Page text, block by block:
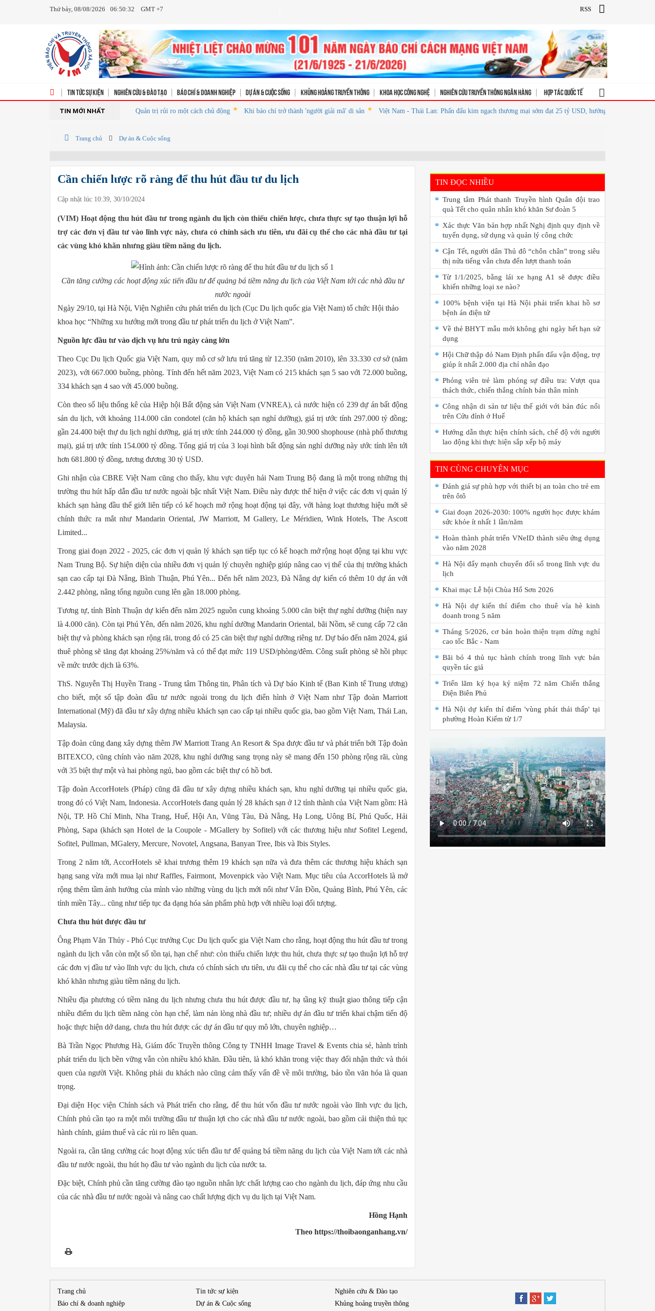
Thứ bảy, 08/08/2026 06:50:33 GMT +7 RSS
Tin tức sự kiện Nghiên cứu & Đào tạo Báo chí & doanh nghiệp Dự án & Cuộc sống Khủng hoảng truyền thông Khoa học Công nghệ Nghiên cứu truyền thông ngân hàng Hợp tác quốc tế
TIN MỚI NHẤT Quản trị rủi ro một cách chủ động Khi báo chí trở thành 'người giải mã' di sản Việt Nam - Thái Lan: Phấn đấu kim ngạch thương mại sớm đạt 25 tỷ USD, hướng tới 50 tỷ USD
Trang chủ Dự án & Cuộc sống
Cần chiến lược rõ ràng để thu hút đầu tư du lịch
Cập nhật lúc 10:39, 30/10/2024
(VIM) Hoạt động thu hút đầu tư trong ngành du lịch còn thiếu chiến lược, chưa thực sự tạo thuận lợi hỗ
trợ các đơn vị đầu tư vào lĩnh vực này, chưa có chính sách ưu tiên, ưu đãi cụ thể cho các nhà đầu tư tại
các vùng khó khăn nhưng giàu tiềm năng du lịch.
Cần tăng cường các hoạt động xúc tiến đầu tư để quảng bá tiềm năng du lịch của Việt Nam tới các nhà đầu tư
nước ngoài
Ngày 29/10, tại Hà Nội, Viện Nghiên cứu phát triển du lịch (Cục Du lịch quốc gia Việt Nam) tổ chức Hội thảo
khoa học “Những xu hướng mới trong đầu tư phát triển du lịch ở Việt Nam”.
Nguồn lực đầu tư vào dịch vụ lưu trú ngày càng lớn
Theo Cục Du lịch Quốc gia Việt Nam, quy mô cơ sở lưu trú tăng từ 12.350 (năm 2010), lên 33.330 cơ sở (năm
2023), với 667.000 buồng, phòng. Tính đến hết năm 2023, Việt Nam có 215 khách sạn 5 sao với 72.000 buồng,
334 khách sạn 4 sao với 45.000 buồng.
Còn theo số liệu thống kê của Hiệp hội Bất động sản Việt Nam (VNREA), cả nước hiện có 239 dự án bất động
sản du lịch, với khoảng 114.000 căn condotel (căn hộ khách sạn nghỉ dưỡng), giá trị ước tính 297.000 tỷ đồng;
gần 24.400 biệt thự du lịch nghỉ dưỡng, giá trị ước tính 244.000 tỷ đồng, gần 30.900 shophouse (nhà phố thương
mại), giá trị ước tính 154.000 tỷ đồng. Tổng giá trị của 3 loại hình bất động sản nghỉ dưỡng này ước tính lên tới
hơn 681.800 tỷ đồng, tương đương 30 tỷ USD.
Ghi nhận của CBRE Việt Nam cũng cho thấy, khu vực duyên hải Nam Trung Bộ đang là một trong những thị
trường thu hút hấp dẫn đầu tư nước ngoài bậc nhất Việt Nam. Điều này được thể hiện ở việc các đơn vị quản lý
khách sạn hàng đầu thế giới liên tiếp có kế hoạch mở rộng hoạt động tại đây, với hàng loạt thương hiệu mới sẽ
chính thức ra mắt như Mandarin Oriental, JW Marriott, M Gallery, Le Méridien, Wink Hotels, The Ascott
Limited...
Trong giai đoạn 2022 - 2025, các đơn vị quản lý khách sạn tiếp tục có kế hoạch mở rộng hoạt động tại khu vực
Nam Trung Bộ. Sự hiện diện của nhiều đơn vị quản lý chuyên nghiệp giúp nâng cao vị thế của thị trường khách
sạn cao cấp tại Đà Nẵng, Bình Thuận, Phú Yên... Đến hết năm 2023, Đà Nẵng dự kiến có thêm 10 dự án với
2.442 phòng, nâng tổng nguồn cung lên gần 18.000 phòng.
Tương tự, tỉnh Bình Thuận dự kiến đến năm 2025 nguồn cung khoảng 5.000 căn biệt thự nghỉ dưỡng (hiện nay
là 4.000 căn). Còn tại Phú Yên, đến năm 2026, khu nghỉ dưỡng Mandarin Oriental, bãi Nồm, sẽ cung cấp 72 căn
biệt thự và phòng khách sạn rộng rãi, trong đó có 25 căn biệt thự nghỉ dưỡng riêng tư. Dự báo đến năm 2024, giá
thuê phòng sẽ tăng đạt khoảng 25%/năm và có thể đạt mức 119 USD/phòng/đêm. Công suất phòng sẽ hồi phục
về mức trước dịch là 63%.
ThS. Nguyễn Thị Huyền Trang - Trung tâm Thông tin, Phân tích và Dự báo Kinh tế (Ban Kinh tế Trung ương)
cho biết, một số tập đoàn đầu tư nước ngoài trong du lịch điển hình ở Việt Nam như Tập đoàn Marriott
International (Mỹ) đã đầu tư xây dựng nhiều khách sạn cao cấp tại nhiều quốc gia, bao gồm Việt Nam, Thái Lan,
Malaysia.
Tập đoàn cũng đang xây dựng thêm JW Marriott Trang An Resort & Spa được đầu tư và phát triển bởi Tập đoàn
BITEXCO, cũng chính vào năm 2028, khu nghỉ dưỡng sang trọng này sẽ mang đến 150 phòng rộng rãi, cùng
với 35 biệt thự một và hai phòng ngủ, bao gồm các biệt thự có hồ bơi.
Tập đoàn AccorHotels (Pháp) cũng đã đầu tư xây dựng nhiều khách sạn, khu nghỉ dưỡng tại nhiều quốc gia,
trong đó có Việt Nam, Indonesia. AccorHotels đang quản lý 28 khách sạn ở 12 tỉnh thành của Việt Nam gồm: Hà
Nội, TP. Hồ Chí Minh, Nha Trang, Huế, Hội An, Vũng Tàu, Đà Nẵng, Hạ Long, Uông Bí, Phú Quốc, Hải
Phòng, Sapa (khách sạn Hotel de la Coupole - MGallery by Sofitel) với các thương hiệu như Sofitel Legend,
Sofitel, Pullman, MGalery, Mercure, Novotel, Angsana, Banyan Tree, Ibis và Ibis Styles.
Trong 2 năm tới, AccorHotels sẽ khai trương thêm 19 khách sạn nữa và đưa thêm các thương hiệu khách sạn
hạng sang vừa mới mua lại như Raffles, Fairmont, Movenpick vào Việt Nam. Mục tiêu của AccorHotels là mở
rộng thêm tầm ảnh hưởng của mình vào những vùng du lịch mới nổi như Vân Đồn, Quảng Bình, Phú Yên, các
tỉnh miền Tây... cũng như tiếp tục đa dạng hóa sản phẩm phù hợp với nhiều loại đối tượng.
Chưa thu hút được đầu tư
Ông Phạm Văn Thủy - Phó Cục trưởng Cục Du lịch quốc gia Việt Nam cho rằng, hoạt động thu hút đầu tư trong
ngành du lịch vẫn còn một số tồn tại, hạn chế như: còn thiếu chiến lược thu hút, chưa thực sự tạo thuận lợi hỗ trợ
các đơn vị đầu tư vào lĩnh vực du lịch, chưa có chính sách ưu tiên, ưu đãi cụ thể cho các nhà đầu tư tại các vùng
khó khăn nhưng giàu tiềm năng du lịch.
Nhiều địa phương có tiềm năng du lịch nhưng chưa thu hút được đầu tư, hạ tầng kỹ thuật giao thông tiếp cận
nhiều điểm du lịch tiềm năng còn hạn chế, làm nản lòng nhà đầu tư; nhiều dự án đầu tư triển khai chậm tiến độ
hoặc thực hiện dở dang, chưa thu hút được các dự án đầu tư quy mô lớn, chuyên nghiệp…
Bà Trần Ngọc Phương Hà, Giám đốc Truyền thông Công ty TNHH Image Travel & Events chia sẻ, hành trình
phát triển du lịch bền vững vẫn còn nhiều khó khăn. Đầu tiên, là khó khăn trong việc thay đổi nhận thức và thói
quen của người Việt. Không phải du khách nào cũng cảm thấy vấn đề về môi trường, bảo tồn văn hóa là quan
trọng.
Đại diện Học viện Chính sách và Phát triển cho rằng, để thu hút vốn đầu tư nước ngoài vào lĩnh vực du lịch,
Chính phủ cần tạo ra một môi trường đầu tư thuận lợi cho các nhà đầu tư nước ngoài, bao gồm cải thiện thủ tục
hành chính, giảm thuế và các rủi ro liên quan.
Ngoài ra, cần tăng cường các hoạt động xúc tiến đầu tư để quảng bá tiềm năng du lịch của Việt Nam tới các nhà
đầu tư nước ngoài, thu hút họ đầu tư vào ngành du lịch của nước ta.
Đặc biệt, Chính phủ cần tăng cường đào tạo nguồn nhân lực chất lượng cao cho ngành du lịch, đáp ứng nhu cầu
của các nhà đầu tư nước ngoài và nâng cao chất lượng dịch vụ du lịch tại Việt Nam.
Hồng Hạnh
Theo https://thoibaonganhang.vn/
TIN ĐỌC NHIỀU
Trung tâm Phát thanh Truyền hình Quân đội trao
quà Tết cho quân nhân khó khăn Sư đoàn 5
Xác thực Văn bản hợp nhất Nghị định quy định về
tuyển dụng, sử dụng và quản lý công chức
Cận Tết, người dân Thủ đô “chôn chân” trong siêu
thị nửa tiếng vẫn chưa đến lượt thanh toán
Từ 1/1/2025, bằng lái xe hạng A1 sẽ được điều
khiển những loại xe nào?
100% bệnh viện tại Hà Nội phải triển khai hồ sơ
bệnh án điện tử
Về thẻ BHYT mẫu mới không ghi ngày hết hạn sử
dụng
Hội Chữ thập đỏ Nam Định phấn đấu vận động, trợ
giúp ít nhất 2.000 địa chỉ nhân đạo
Phóng viên trẻ làm phóng sự điều tra: Vượt qua
thách thức, chiến thắng chính bản thân mình
Công nhận di sản tư liệu thế giới với bản đúc nổi
trên Cửu đỉnh ở Huế
Hướng dẫn thực hiện chính sách, chế độ với người
lao động khi thực hiện sắp xếp bộ máy
TIN CÙNG CHUYÊN MỤC
Đánh giá sự phù hợp với thiết bị an toàn cho trẻ em
trên ôtô
Giai đoạn 2026-2030: 100% người học được khám
sức khỏe ít nhất 1 lần/năm
Hoàn thành phát triển VNeID thành siêu ứng dụng
vào năm 2028
Hà Nội đẩy mạnh chuyển đổi số trong lĩnh vực du
lịch
Khai mạc Lễ hội Chùa Hổ Sơn 2026
Hà Nội dự kiến thí điểm cho thuê vỉa hè kinh
doanh trong 5 năm
Tháng 5/2026, cơ bản hoàn thiện trạm dừng nghỉ
cao tốc Bắc - Nam
Bãi bỏ 4 thủ tục hành chính trong lĩnh vực bản
quyền tác giả
Triển lãm ký họa kỷ niệm 72 năm Chiến thắng
Điện Biên Phủ
Hà Nội dự kiến thí điểm 'vùng phát thải thấp' tại
phường Hoàn Kiếm từ 1/7
Trang chủ Tin tức sự kiện
Nghiên cứu & Đào tạo
Báo chí & doanh nghiệp
Dự án & Cuộc sống Khủng hoảng truyền thông